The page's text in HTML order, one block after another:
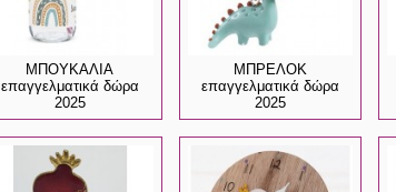
ΜΠΟΥΚΑΛΙΑ
επαγγελματικά δώρα
2025
ΜΠΡΕΛΟΚ
επαγγελματικά δώρα
2025